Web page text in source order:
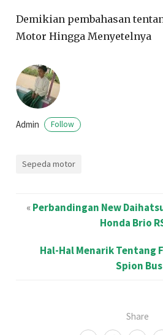
Share
Demikian pembahasan
Motor Hingga Menyetelnya
Admin Follow
Sepeda motor
«Perbandingan New
Honda Brio
Hal-Hal Menarik Tentang
Spion Bus